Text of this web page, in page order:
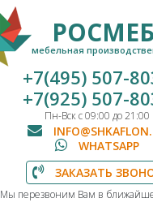
мебельная
+7(495) 507-
+7(925) 507-
Пн-Вск с 09:00 до 21:00
WHATSAPP
ЗАКАЗАТЬ
Мы перезвоним Вам в